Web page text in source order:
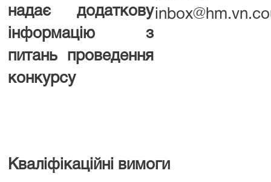
надає додаткову
інформацію з
питань проведення
конкурсу
Кваліфікаційні вимоги